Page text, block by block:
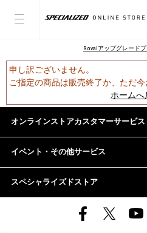
Rovalアップグレード
申し訳ございません。
ご指定の商品は販売終了か、ただ今
ホームへ
オンラインストアカスタマーサービス
イベント・その他サービス
スペシャライズドストア